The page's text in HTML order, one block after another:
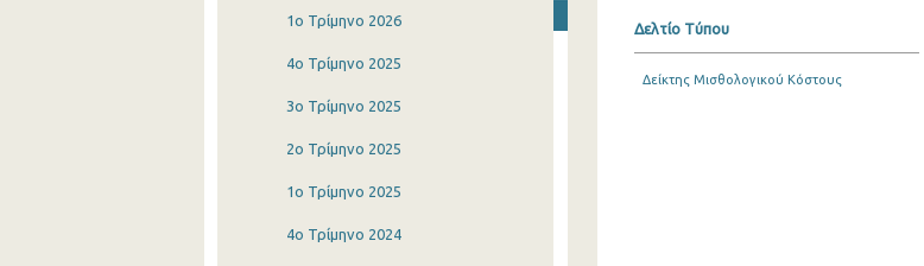
1o Τρίμηνο 2026
4o Τρίμηνο 2025
3o Τρίμηνο 2025
2o Τρίμηνο 2025
1o Τρίμηνο 2025
4o Τρίμηνο 2024
Δελτίο Τύπου
Δείκτης Μισθολογικού Κόστους